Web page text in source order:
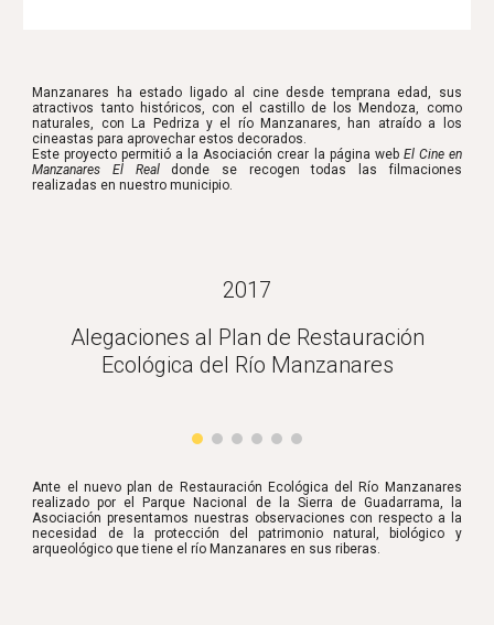
Manzanares ha estado ligado al cine desde temprana edad, sus
atractivos tanto históricos, con el castillo de los Mendoza, como
naturales, con La Pedriza y el río Manzanares, han atraído a los
cineastas para aprovechar estos decorados.
Este proyecto permitió a la Asociación crear la página web El Cine en
Manzanares El Real donde se recogen todas las filmaciones
realizadas en nuestro municipio.
2017
Alegaciones al Plan de Restauración
Ecológica del Río Manzanares
Ante el nuevo plan de Restauración Ecológica del Río Manzanares
realizado por el Parque Nacional de la Sierra de Guadarrama, la
Asociación presentamos nuestras observaciones con respecto a la
necesidad de la protección del patrimonio natural, biológico y
arqueológico que tiene el río Manzanares en sus riberas.